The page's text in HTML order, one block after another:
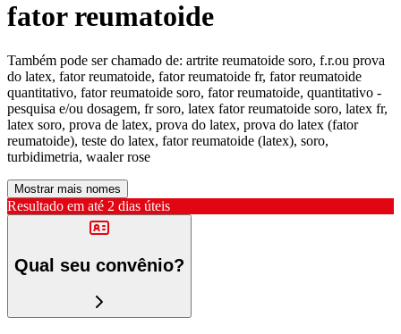
fator reumatoide
Também pode ser chamado de: artrite reumatoide soro, f.r.ou prova
do latex, fator reumatoide, fator reumatoide fr, fator reumatoide
quantitativo, fator reumatoide soro, fator reumatoide, quantitativo -
pesquisa e/ou dosagem, fr soro, latex fator reumatoide soro, latex fr,
latex soro, prova de latex, prova do latex, prova do latex (fator
reumatoide), teste do latex, fator reumatoide (latex), soro,
turbidimetria, waaler rose
Mostrar mais nomes
Resultado em até 2 dias úteis
Qual seu convênio?